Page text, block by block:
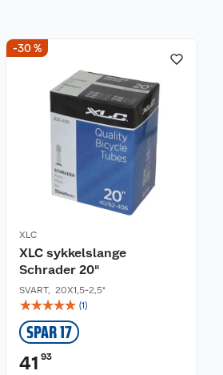
-30 %
XLC
XLC sykkelslange
Schrader 20"
SVART, 20X1,5-2,5"
☆☆☆☆☆ (1)
SPAR 17
41 93